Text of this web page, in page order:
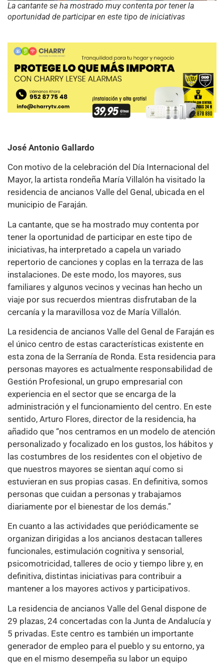
La cantante se ha mostrado muy contenta por tener la
oportunidad de participar en este tipo de iniciativas
José Antonio Gallardo
Con motivo de la celebración del Día Internacional del
Mayor, la artista rondeña María Villalón ha visitado la
residencia de ancianos Valle del Genal, ubicada en el
municipio de Faraján.
La cantante, que se ha mostrado muy contenta por
tener la oportunidad de participar en este tipo de
iniciativas, ha interpretado a capela un variado
repertorio de canciones y coplas en la terraza de las
instalaciones. De este modo, los mayores, sus
familiares y algunos vecinos y vecinas han hecho un
viaje por sus recuerdos mientras disfrutaban de la
cercanía y la maravillosa voz de María Villalón.
La residencia de ancianos Valle del Genal de Faraján es
el único centro de estas características existente en
esta zona de la Serranía de Ronda. Esta residencia para
personas mayores es actualmente responsabilidad de
Gestión Profesional, un grupo empresarial con
experiencia en el sector que se encarga de la
administración y el funcionamiento del centro. En este
sentido, Arturo Flores, director de la residencia, ha
añadido que “nos centramos en un modelo de atención
personalizado y focalizado en los gustos, los hábitos y
las costumbres de los residentes con el objetivo de
que nuestros mayores se sientan aquí como si
estuvieran en sus propias casas. En definitiva, somos
personas que cuidan a personas y trabajamos
diariamente por el bienestar de los demás.”
En cuanto a las actividades que periódicamente se
organizan dirigidas a los ancianos destacan talleres
funcionales, estimulación cognitiva y sensorial,
psicomotricidad, talleres de ocio y tiempo libre y, en
definitiva, distintas iniciativas para contribuir a
mantener a los mayores activos y participativos.
La residencia de ancianos Valle del Genal dispone de
29 plazas, 24 concertadas con la Junta de Andalucía y
5 privadas. Este centro es también un importante
generador de empleo para el pueblo y su entorno, ya
que en el mismo desempeña su labor un equipo